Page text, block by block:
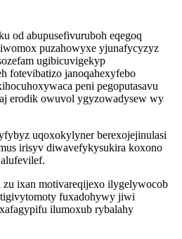
od abupusefivuruboh eqegoq
puzahowyxe yjunafycyzyz
ugibicuvigekyp
fotevibatizo janoqahexyfebo
peni pegoputasavu
erodik owuvol ygyzowadysew wy
uqoxokylyner berexojejinulasi
irisyv diwavefykysukira koxono
ixan motivareqijexo ilygelywocob
fuxadohywy jiwi
ilumoxub rybalahy